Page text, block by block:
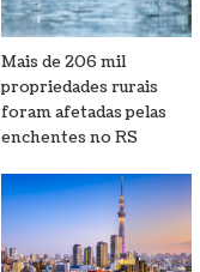
Mais de 206 mil
propriedades rurais
foram afetadas pelas
enchentes no RS